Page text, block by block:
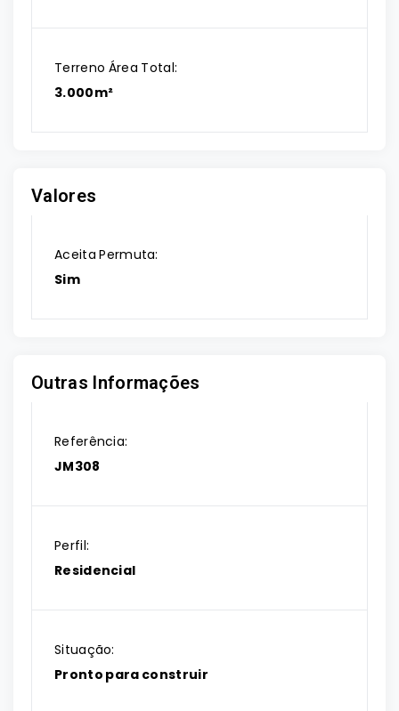
Terreno Área Total:
3.000m²
Valores
Aceita Permuta:
Sim
Outras Informações
Referência:
JM308
Perfil:
Residencial
Situação:
Pronto para construir